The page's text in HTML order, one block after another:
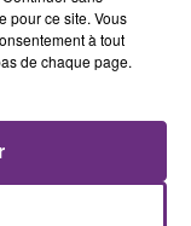
This Love
pour ce site. Vous
à tout
de chaque page.